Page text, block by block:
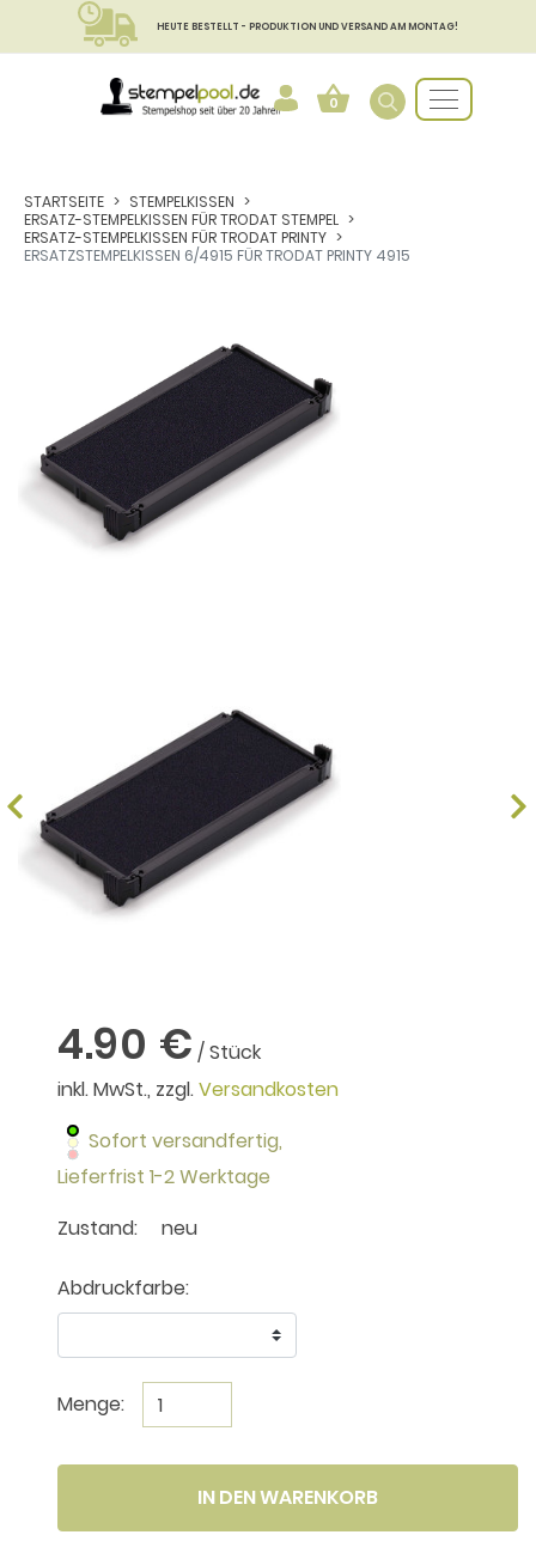
HEUTE BESTELLT - PRODUKTION UND VERSAND AM MONTAG!
0
STARTSEITE
STEMPELKISSEN
ERSATZ-STEMPELKISSEN FÜR TRODAT STEMPEL
ERSATZ-STEMPELKISSEN FÜR TRODAT PRINTY
ERSATZSTEMPELKISSEN 6/4915 FÜR TRODAT PRINTY 4915
4.90 € / Stück
inkl. MwSt., zzgl.Versandkosten
Sofort versandfertig,
Lieferfrist 1-2 Werktage
Zustand:
neu
Abdruckfarbe:
Menge:
IN DEN WARENKORB